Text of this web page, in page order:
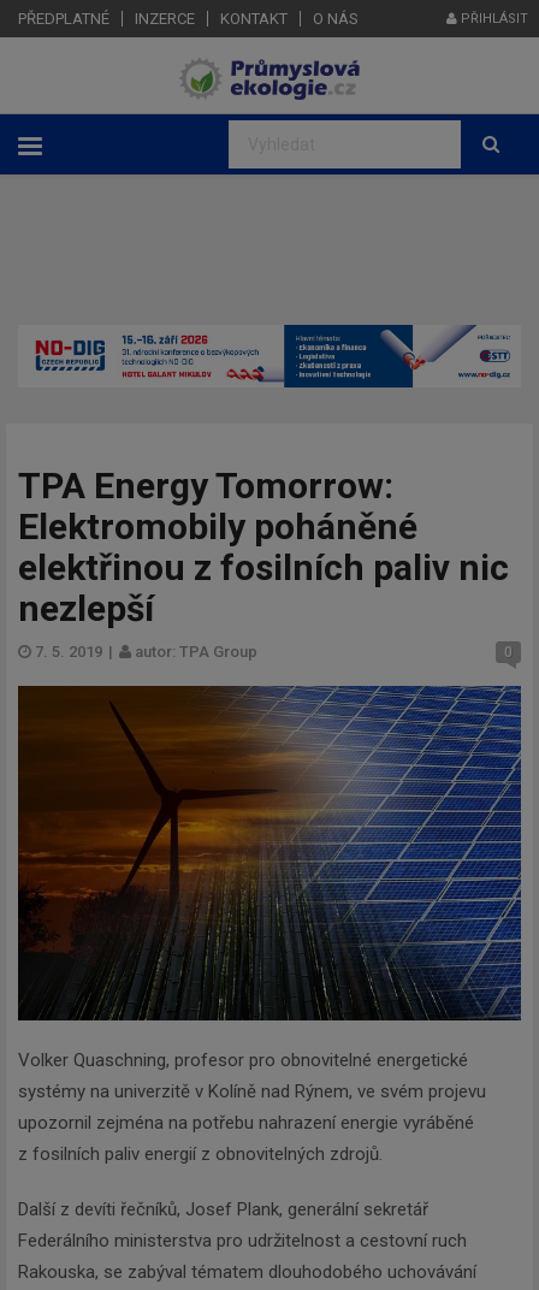
PŘEDPLATNÉ INZERCE KONTAKT O NÁS PŘIHLÁSIT
TPA Energy Tomorrow:
Elektromobily poháněné
elektřinou z fosilních paliv nic
nezlepší
7. 5. 2019 | autor: TPA Group 0
Volker Quaschning, profesor pro obnovitelné energetické
systémy na univerzitě v Kolíně nad Rýnem, ve svém projevu
upozornil zejména na potřebu nahrazení energie vyráběné
z fosilních paliv energií z obnovitelných zdrojů.
Další z devíti řečníků, Josef Plank, generální sekretář
Federálního ministerstva pro udržitelnost a cestovní ruch
Rakouska, se zabýval tématem dlouhodobého uchovávání